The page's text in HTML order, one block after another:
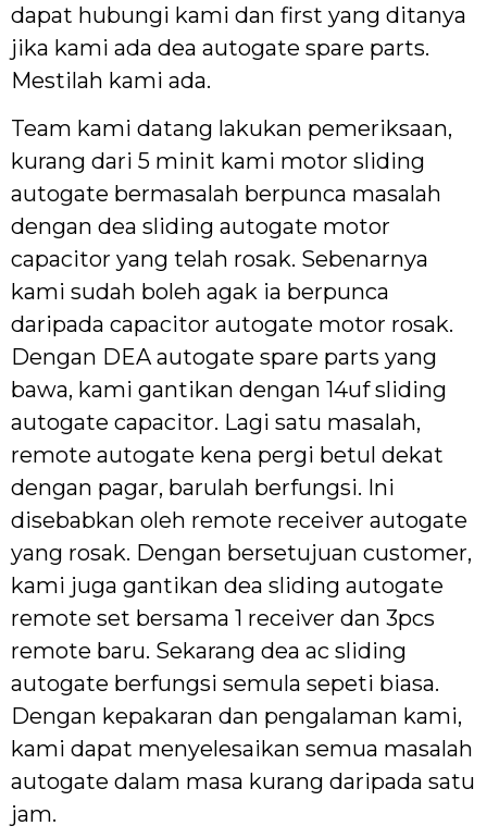
dapat hubungi kami dan first yang ditanya
jika kami ada dea autogate spare parts.
Mestilah kami ada.
Team kami datang lakukan pemeriksaan,
kurang dari 5 minit kami motor sliding
autogate bermasalah berpunca masalah
dengan dea sliding autogate motor
capacitor yang telah rosak. Sebenarnya
kami sudah boleh agak ia berpunca
daripada capacitor autogate motor rosak.
Dengan DEA autogate spare parts yang
bawa, kami gantikan dengan 14uf sliding
autogate capacitor. Lagi satu masalah,
remote autogate kena pergi betul dekat
dengan pagar, barulah berfungsi. Ini
disebabkan oleh remote receiver autogate
yang rosak. Dengan bersetujuan customer,
kami juga gantikan dea sliding autogate
remote set bersama 1 receiver dan 3pcs
remote baru. Sekarang dea ac sliding
autogate berfungsi semula sepeti biasa.
Dengan kepakaran dan pengalaman kami,
kami dapat menyelesaikan semua masalah
autogate dalam masa kurang daripada satu
jam.